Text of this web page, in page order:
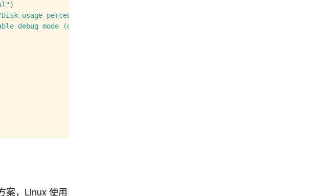
)
usage percent to trigger file removal"
debug mode (does not actually delete files)"
案，Linux 使用